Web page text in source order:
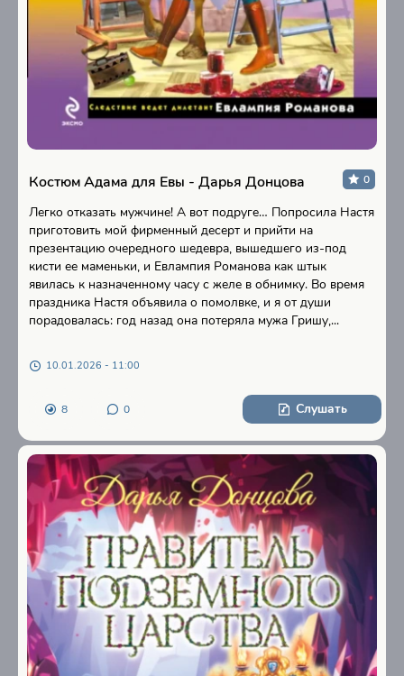
Костюм Адама для Евы - Дарья Донцова 0
Легко отказать мужчине! А вот подруге… Попросила Настя
приготовить мой фирменный десерт и прийти на
презентацию очередного шедевра, вышедшего из-под
кисти ее маменьки, и Евлампия Романова как штык
явилась к назначенному часу с желе в обнимку. Во время
праздника Настя объявила о помолвке, и я от души
порадовалась: год назад она потеряла мужа Гришу,...
10.01.2026 - 11:00
8 0 Слушать